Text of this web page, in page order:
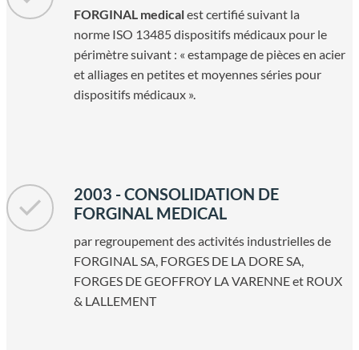
FORGINAL medicalest certifié suivant la
norme ISO 13485 dispositifs médicaux pour le
périmètre suivant : « estampage de pièces en acier
et alliages en petites et moyennes séries pour
dispositifs médicaux ».
2003 - CONSOLIDATION DE
FORGINAL MEDICAL
par regroupement des activités industrielles de
FORGINAL SA, FORGES DE LA DORE SA,
FORGES DE GEOFFROY LA VARENNE et ROUX
& LALLEMENT